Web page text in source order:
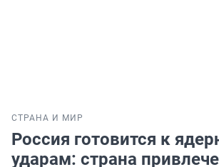
СТРАНА И МИР
Россия готовится к
ударам: страна